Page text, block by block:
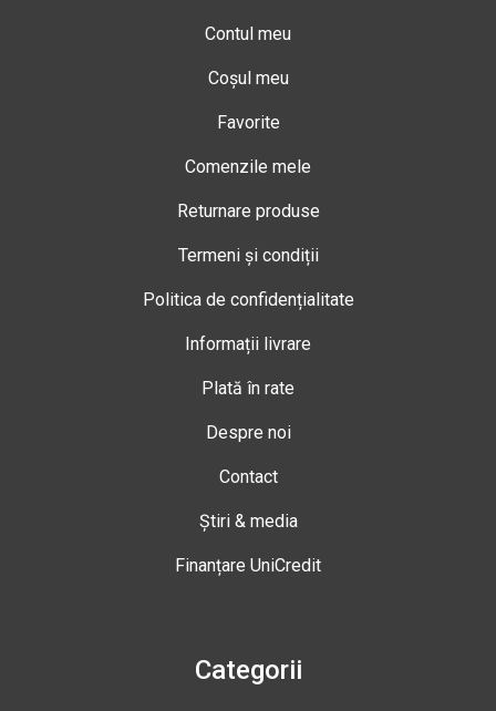
Contul meu
Coșul meu
Favorite
Comenzile mele
Returnare produse
Termeni și condiții
Politica de confidențialitate
Informații livrare
Plată în rate
Despre noi
Contact
Știri & media
Finanțare UniCredit
Categorii